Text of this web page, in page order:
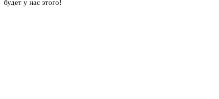
будет у нас этого!